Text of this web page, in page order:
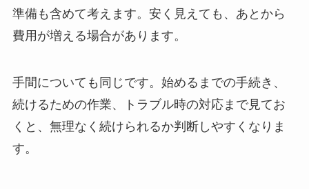
準備も含めて考えます。安く見えても、あとから
費用が増える場合があります。
手間についても同じです。始めるまでの手続き、
続けるための作業、トラブル時の対応まで見てお
くと、無理なく続けられるか判断しやすくなりま
す。